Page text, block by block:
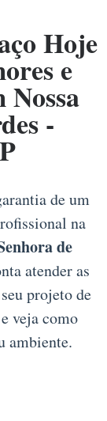
Hoje
e
-
de um
na
de
atender as
projeto de
veja como
ambiente.